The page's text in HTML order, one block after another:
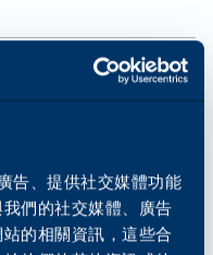
告、提供社交媒體功能
們的社交媒體、廣告
的相關資訊，這些合